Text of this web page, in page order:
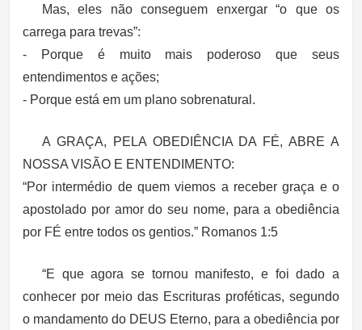
Mas, eles não conseguem enxergar “o que os
carrega para trevas”:
- Porque é muito mais poderoso que seus
entendimentos e ações;
- Porque está em um plano sobrenatural.
A GRAÇA, PELA OBEDIÊNCIA DA FÉ, ABRE A
NOSSA VISÃO E ENTENDIMENTO:
“Por intermédio de quem viemos a receber graça e o
apostolado por amor do seu nome, para a obediência
por FÉ entre todos os gentios.” Romanos 1:5
“E que agora se tornou manifesto, e foi dado a
conhecer por meio das Escrituras proféticas, segundo
o mandamento do DEUS Eterno, para a obediência por